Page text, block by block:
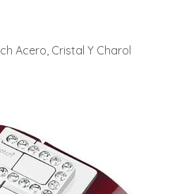
Acero, Cristal Y Charol